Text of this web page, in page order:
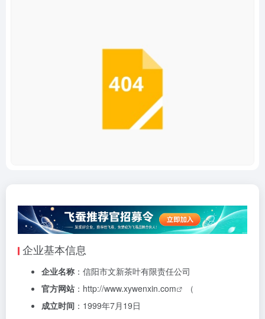
企业基本信息
企业名称 ：信阳市文新茶叶有限责任公司
官方网站 ： http://www.xywenxin.com
（
成立时间 ：1999年7月19日